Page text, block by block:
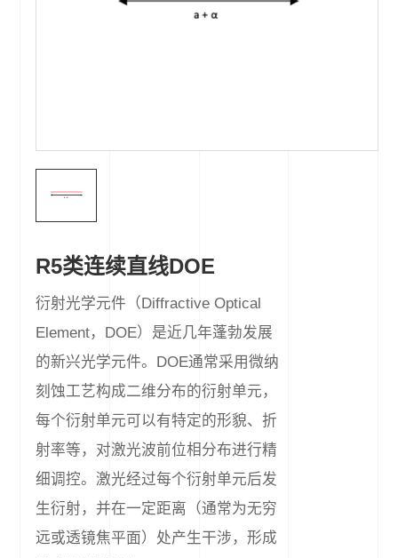
R5类连续直线DOE
衍射光学元件（Diffractive Optical
Element，DOE）是近几年蓬勃发展
的新兴光学元件。DOE通常采用微纳
刻蚀工艺构成二维分布的衍射单元，
每个衍射单元可以有特定的形貌、折
射率等，对激光波前位相分布进行精
细调控。激光经过每个衍射单元后发
生衍射，并在一定距离（通常为无穷
远或透镜焦平面）处产生干涉，形成